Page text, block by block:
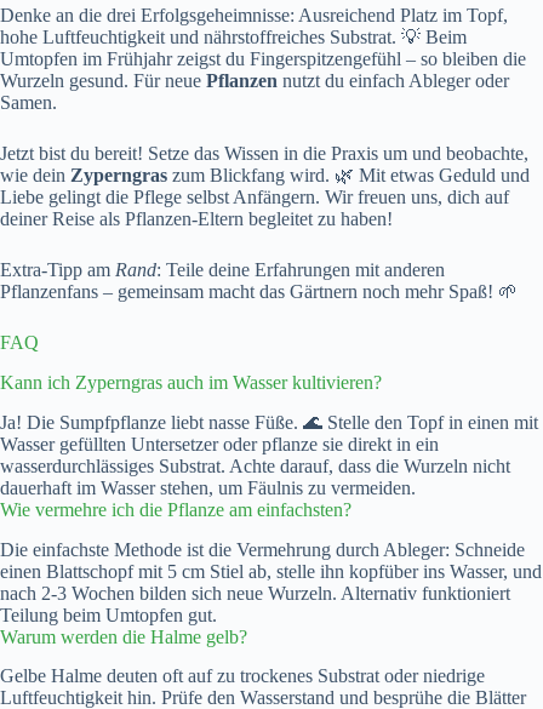
Denke an die drei Erfolgsgeheimnisse: Ausreichend Platz im Topf,
hohe Luftfeuchtigkeit und nährstoffreiches Substrat. 💡 Beim
Umtopfen im Frühjahr zeigst du Fingerspitzengefühl – so bleiben die
Wurzeln gesund. Für neue Pflanzen nutzt du einfach Ableger oder
Samen.
Jetzt bist du bereit! Setze das Wissen in die Praxis um und beobachte,
wie dein Zyperngras zum Blickfang wird. 🌿 Mit etwas Geduld und
Liebe gelingt die Pflege selbst Anfängern. Wir freuen uns, dich auf
deiner Reise als Pflanzen-Eltern begleitet zu haben!
Extra-Tipp am Rand: Teile deine Erfahrungen mit anderen
Pflanzenfans – gemeinsam macht das Gärtnern noch mehr Spaß! 🌱
FAQ
Kann ich Zyperngras auch im Wasser kultivieren?
Ja! Die Sumpfpflanze liebt nasse Füße. 🌊 Stelle den Topf in einen mit
Wasser gefüllten Untersetzer oder pflanze sie direkt in ein
wasserdurchlässiges Substrat. Achte darauf, dass die Wurzeln nicht
dauerhaft im Wasser stehen, um Fäulnis zu vermeiden.
Wie vermehre ich die Pflanze am einfachsten?
Die einfachste Methode ist die Vermehrung durch Ableger: Schneide
einen Blattschopf mit 5 cm Stiel ab, stelle ihn kopfüber ins Wasser, und
nach 2-3 Wochen bilden sich neue Wurzeln. Alternativ funktioniert
Teilung beim Umtopfen gut.
Warum werden die Halme gelb?
Gelbe Halme deuten oft auf zu trockenes Substrat oder niedrige
Luftfeuchtigkeit hin. Prüfe den Wasserstand und besprühe die Blätter